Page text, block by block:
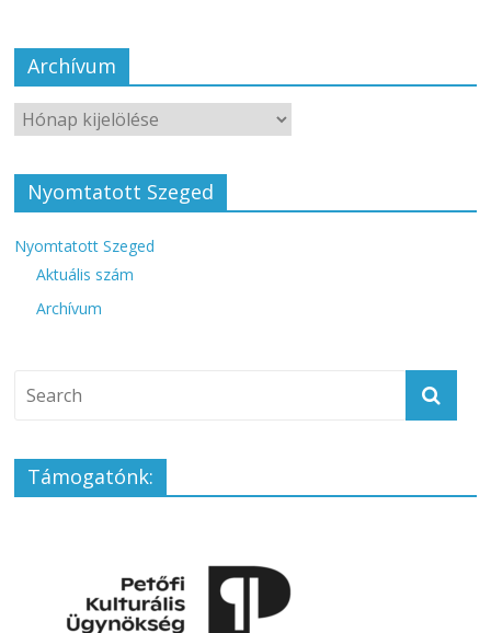
Archívum
Nyomtatott Szeged
Nyomtatott Szeged
Aktuális szám
Archívum
Támogatónk: